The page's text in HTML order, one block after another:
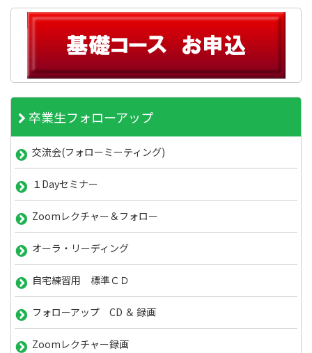
卒業生フォローアップ
交流会(フォローミーティング)
１Dayセミナー
Zoomレクチャー＆フォロー
オーラ・リーディング
自宅練習用 標準ＣＤ
フォローアップ CD ＆ 録画
Zoomレクチャー録画